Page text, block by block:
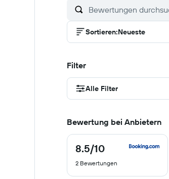
Sortieren:Neueste
Filter
Alle Filter
Bewertung bei Anbietern
8.5/10
8.5
10
2 Bewertungen